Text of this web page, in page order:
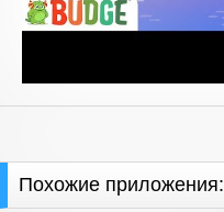
Похожие приложения: